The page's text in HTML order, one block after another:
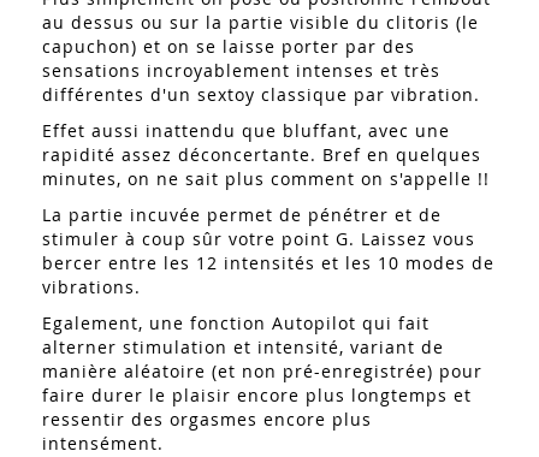
au dessus ou sur la partie visible du clitoris (le
capuchon) et on se laisse porter par des
sensations incroyablement intenses et très
différentes d'un sextoy classique par vibration.
Effet aussi inattendu que bluffant, avec une
rapidité assez déconcertante. Bref en quelques
minutes, on ne sait plus comment on s'appelle !!
La partie incuvée permet de pénétrer et de
stimuler à coup sûr votre point G. Laissez vous
bercer entre les 12 intensités et les 10 modes de
vibrations.
Egalement, une fonction Autopilot qui fait
alterner stimulation et intensité, variant de
manière aléatoire (et non pré-enregistrée) pour
faire durer le plaisir encore plus longtemps et
ressentir des orgasmes encore plus
intensément.